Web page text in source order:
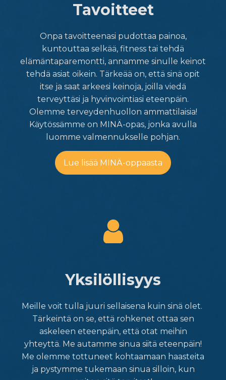
Tavoitteet
Onpa tavoitteenasi pudottaa painoa,
kuntouttaa selkää, fitness tai tehdä
elämäntaparemontti, annamme sinulle keinot
tehdä asiat oikein. Tärkeää on, että sinä opit
itse ja saat arkeesi keinoja, joilla viedä
terveyttäsi ja hyvinvointiasi eteenpäin.
Olemme terveydenhuollon ammattilaisia!
Käytössämme on MINÄ-opas, jonka avulla
luomme valmennukselle pohjan.
Lue lisää MINÄ-oppaasta
Yksilöllisyys
Meille voit tulla juuri sellaisena kuin sinä olet.
Tärkeintä on se, että rohkenet ottaa sen
askeleen eteenpäin, että otat meihin
yhteyttä. Me autamme sinua siitä eteenpäin!
Me olemme tottuneet kohtaamaan haasteita
ja pystymme tukemaan sinua silloin, kun